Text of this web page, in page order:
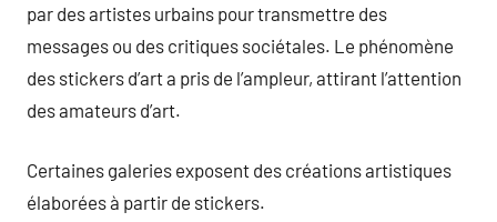
par des artistes urbains pour transmettre des
messages ou des critiques sociétales. Le phénomène
des stickers d’art a pris de l’ampleur, attirant l’attention
des amateurs d’art.
Certaines galeries exposent des créations artistiques
élaborées à partir de stickers.